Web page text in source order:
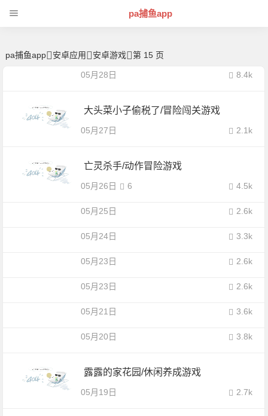
安卓游戏精品库：去广告版、破解版、会员解锁游戏合集 -pa捕鱼app
pa捕鱼app
pa捕鱼app 安卓应用 安卓游戏 第 15 页
05月28日 8.4k
大头菜小子偷税了/冒险闯关游戏
05月27日 2.1k
亡灵杀手/动作冒险游戏
05月26日 4.5k
6
05月25日 2.6k
05月24日 3.3k
05月23日 2.6k
05月23日 2.6k
05月21日 3.6k
05月20日 3.8k
露露的家花园/休闲养成游戏
05月19日 2.7k